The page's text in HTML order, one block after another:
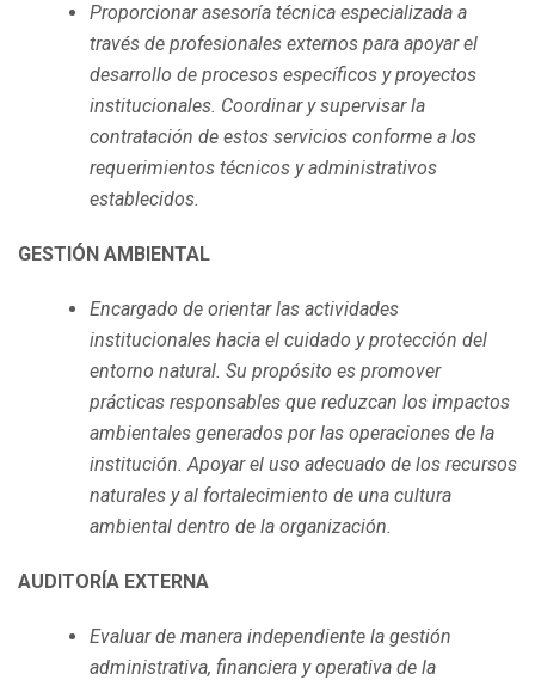
Proporcionar asesoría técnica especializada a
través de profesionales externos para apoyar el
desarrollo de procesos específicos y proyectos
institucionales. Coordinar y supervisar la
contratación de estos servicios conforme a los
requerimientos técnicos y administrativos
establecidos.
GESTIÓN AMBIENTAL
Encargado de orientar las actividades
institucionales hacia el cuidado y protección del
entorno natural. Su propósito es promover
prácticas responsables que reduzcan los impactos
ambientales generados por las operaciones de la
institución. Apoyar el uso adecuado de los recursos
naturales y al fortalecimiento de una cultura
ambiental dentro de la organización.
AUDITORÍA EXTERNA
Evaluar de manera independiente la gestión
administrativa, financiera y operativa de la